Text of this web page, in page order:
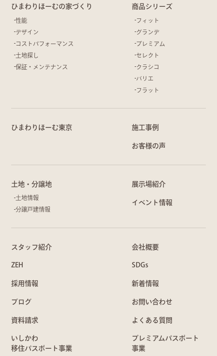
ひまわりほーむの家づくり
性能
デザイン
コストパフォーマンス
土地探し
保証・メンテナンス
商品シリーズ
フィット
グランデ
プレミアム
セレクト
クラシコ
バリエ
フラット
ひまわりほーむ東京 施工事例
お客様の声
土地・分譲地
土地情報
分譲戸建情報
展示場紹介
イベント情報
スタッフ紹介 会社概要
ZEH SDGs
採用情報 新着情報
ブログ お問い合わせ
資料請求 よくある質問
いしかわ
移住パスポート事業
プレミアムパスポート
事業